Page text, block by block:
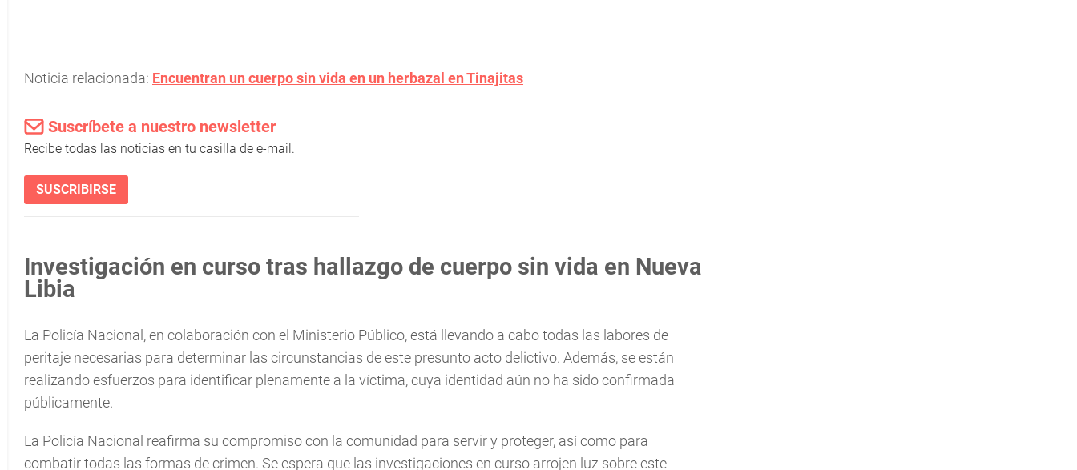
Noticia relacionada: Encuentran un cuerpo sin vida en un herbazal en Tinajitas
Suscríbete a nuestro newsletter
Recibe todas las noticias en tu casilla de e-mail.
SUSCRIBIRSE
Investigación en curso tras hallazgo de cuerpo sin vida en Nueva
Libia
La Policía Nacional, en colaboración con el Ministerio Público, está llevando a cabo todas las labores de
peritaje necesarias para determinar las circunstancias de este presunto acto delictivo. Además, se están
realizando esfuerzos para identificar plenamente a la víctima, cuya identidad aún no ha sido confirmada
públicamente.
La Policía Nacional reafirma su compromiso con la comunidad para servir y proteger, así como para
combatir todas las formas de crimen. Se espera que las investigaciones en curso arrojen luz sobre este